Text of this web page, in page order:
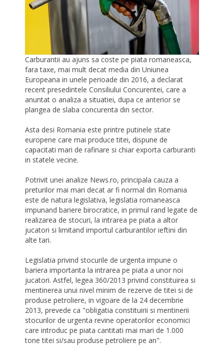
Carburantii au ajuns sa coste pe piata romaneasca,
fara taxe, mai mult decat media din Uniunea
Europeana in unele perioade din 2016, a declarat
recent presedintele Consiliului Concurentei, care a
anuntat o analiza a situatiei, dupa ce anterior se
plangea de slaba concurenta din sector.
Asta desi Romania este printre putinele state
europene care mai produce titei, dispune de
capacitati mari de rafinare si chiar exporta carburanti
in statele vecine.
Potrivit unei analize News.ro, principala cauza a
preturilor mai mari decat ar fi normal din Romania
este de natura legislativa, legislatia romaneasca
impunand bariere birocratice, in primul rand legate de
realizarea de stocuri, la intrarea pe piata a altor
jucatori si limitand importul carburantilor ieftini din
alte tari.
Legislatia privind stocurile de urgenta impune o
bariera importanta la intrarea pe piata a unor noi
jucatori. Astfel, legea 360/2013 privind constituirea si
mentinerea unui nivel minim de rezerve de titei si de
produse petroliere, in vigoare de la 24 decembrie
2013, prevede ca "obligatia constituirii si mentinerii
stocurilor de urgenta revine operatorilor economici
care introduc pe piata cantitati mai mari de 1.000
tone titei si/sau produse petroliere pe an".